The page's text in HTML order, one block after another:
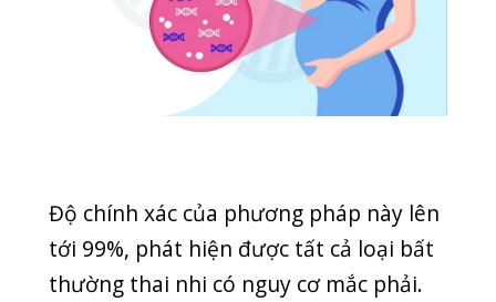
nghiệm: CTM, xét nghiệm sinh hóa, xét
nghiệm Rh, xét nghiệm HbSag, xét
nghiệm HIV, xét nghiệm Rubella, xét
nghiệm Giang mai, xét nghiệm nước
mẹ bầu có nguy cơ mắc phải và có thể
di truyền cho thai nhi.
Chi phí xét nghiệm sàng lọc trước sinh